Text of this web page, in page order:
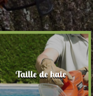
Taille de haie